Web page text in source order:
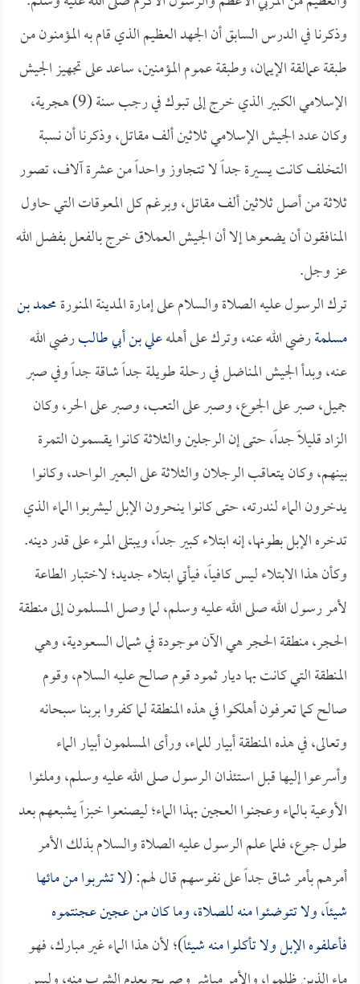
وذكرنا في الدرس السابق أن الجهد العظيم الذي قام به المؤمنون من
طبقة عمالقة الإيمان، وطبقة عموم المؤمنين، ساعد على تجهيز الجيش
الإسلامي الكبير الذي خرج إلى تبوك في رجب سنة (9) هجرية،
وكان عدد الجيش الإسلامي ثلاثين ألف مقاتل، وذكرنا أن نسبة
التخلف كانت يسيرة جداً لا تتجاوز واحداً من عشرة آلاف، تصور
ثلاثة من أصل ثلاثين ألف مقاتل، وبرغم كل المعوقات التي حاول
المنافقون أن يضعوها إلا أن الجيش العملاق خرج بالفعل بفضل الله
عز وجل.
ترك الرسول عليه الصلاة والسلام على إمارة المدينة المنورةمحمد بن
مسلمةرضي الله عنه، وترك على أهلهعلي بن أبي طالبرضي الله
عنه، وبدأ الجيش المناضل في رحلة طويلة جداً شاقة جداً وفي صبر
جميل، صبر على الجوع، وصبر على التعب، وصبر على الحر، وكان
الزاد قليلاً جداً، حتى إن الرجلين والثلاثة كانوا يقسمون التمرة
بينهم، وكان يتعاقب الرجلان والثلاثة على البعير الواحد، وكانوا
يدخرون الماء لندرته، حتى كانوا ينحرون الإبل ليشربوا الماء الذي
تدخره الإبل بطونها، إنه ابتلاء كبير جداً، ويبتلى المرء على قدر دينه.
وكأن هذا الابتلاء ليس كافياً، فيأتي ابتلاء جديد؛ لاختبار الطاعة
لأمر رسول الله صلى الله عليه وسلم، لما وصل المسلمون إلى منطقة
الحجر، منطقة الحجر هي الآن موجودة في شمال السعودية، وهي
المنطقة التي كانت بها ديار ثمود قوم صالح عليه السلام، وقوم
صالح كما تعرفون أهلكوا في هذه المنطقة لما كفروا بربنا سبحانه
وتعالى، في هذه المنطقة أبيار للماء، ورأى المسلمون أبيار الماء
وأسرعوا إليها قبل استئذان الرسول صلى الله عليه وسلم، وملئوا
الأوعية بالماء وعجنوا العجين بهذا الماء؛ ليصنعوا خبزاً يشبعهم بعد
طول جوع، فلما علم الرسول عليه الصلاة والسلام بذلك الأمر
أمرهم بأمر شاق جداً على نفوسهم قال لهم: (لا تشربوا من مائها
شيئاً، ولا تتوضئوا منه للصلاة، وما كان من عجين عجنتموه
فأعلفوه الإبل ولا تأكلوا منه شيئاً)؛ لأن هذا الماء غير مبارك، فهو